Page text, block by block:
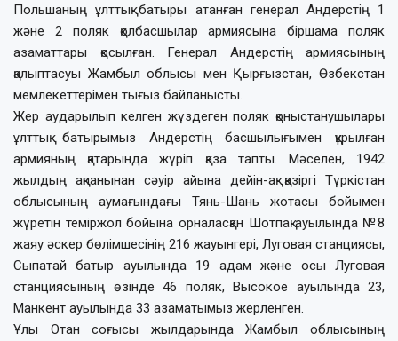
Польшаның ұлттық батыры атанған генерал Андерстің 1
және 2 поляк қолбасшылар армиясына біршама поляк
азаматтары қосылған. Генерал Андерстің армиясының
қалыптасуы Жамбыл облысы мен Қырғызстан, Өзбекстан
мемлекеттерімен тығыз байланысты.
Жер аударылып келген жүздеген поляк қоныстанушылары
ұлттық батырымыз Андерстің басшылығымен құрылған
армияның қатарында жүріп қаза тапты. Мәселен, 1942
жылдың ақпанынан сәуір айына дейін-ақ қазіргі Түркістан
облысының аумағындағы Тянь-Шань жотасы бойымен
жүретін теміржол бойына орналасқан Шотпақ ауылында №8
жаяу әскер бөлімшесінің 216 жауынгері, Луговая станциясы,
Сыпатай батыр ауылында 19 адам және осы Луговая
станциясының өзінде 46 поляк, Высокое ауылында 23,
Манкент ауылында 33 азаматымыз жерленген.
Ұлы Отан соғысы жылдарында Жамбыл облысының